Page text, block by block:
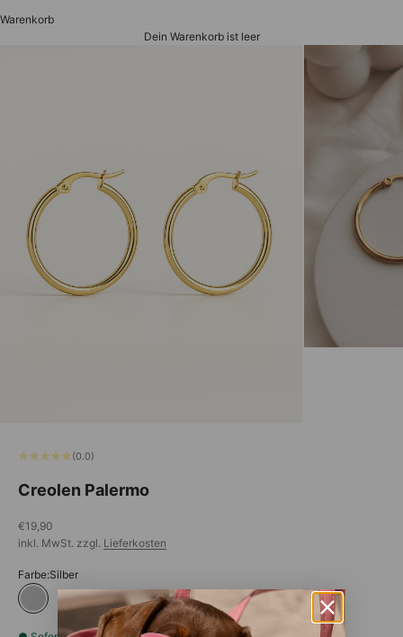
Warenkorb
Dein Warenkorb ist leer
(0.0)
Creolen Palermo
Angebot
€19,90
inkl. MwSt. zzgl. Lieferkosten
Farbe:Silber
Silber